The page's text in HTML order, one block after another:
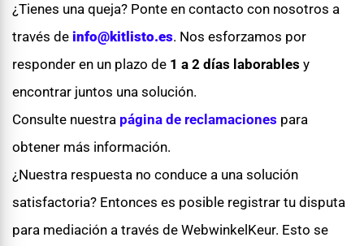
¿Tienes una queja? Ponte en contacto con nosotros a
través de info@kitlisto.es. Nos esforzamos por
responder en un plazo de 1 a 2 días laborables y
encontrar juntos una solución.
Consulte nuestra página de reclamaciones para
obtener más información.
¿Nuestra respuesta no conduce a una solución
satisfactoria? Entonces es posible registrar tu disputa
para mediación a través de WebwinkelKeur. Esto se